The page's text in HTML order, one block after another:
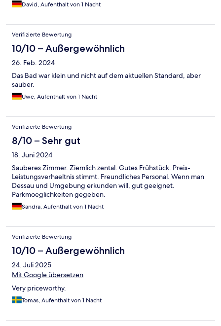
David, Aufenthalt von 1 Nacht
Verifizierte Bewertung
10/10 – Außergewöhnlich
26. Feb. 2024
Das Bad war klein und nicht auf dem aktuellen Standard, aber
sauber.
Uwe, Aufenthalt von 1 Nacht
Verifizierte Bewertung
8/10 – Sehr gut
18. Juni 2024
Sauberes Zimmer. Ziemlich zental. Gutes Frühstück. Preis-
Leistungsverhaeltnis stimmt. Freundliches Personal. Wenn man
Dessau und Umgebung erkunden will, gut geeignet.
Parkmoeglichkeiten gegeben.
Sandra, Aufenthalt von 1 Nacht
Verifizierte Bewertung
10/10 – Außergewöhnlich
24. Juli 2025
Mit Google übersetzen
Very priceworthy.
Tomas, Aufenthalt von 1 Nacht